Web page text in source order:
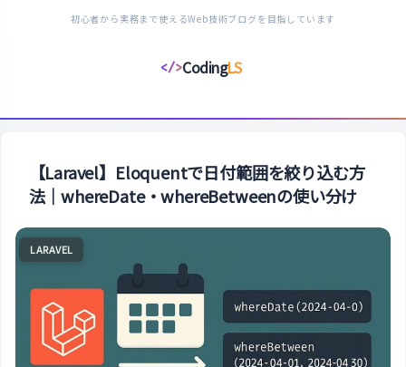
初心者から実務まで使えるWeb技術ブログを目指しています
</>CodingLS
コ
デ
ン
グ
タ
イ
ル
【Laravel】Eloquentで日付範囲を絞り込む方
法｜whereDate・whereBetweenの使い分け
LARAVEL